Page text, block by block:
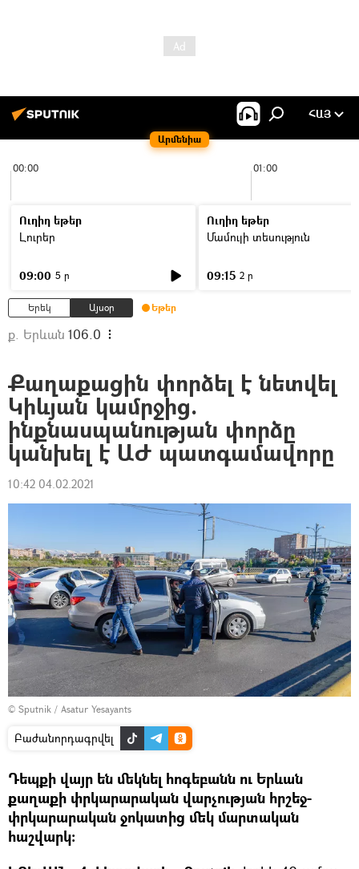
Արմենիա
ՀԱՅ
00:00 01:00
Ուղիղ եթեր
Լուրեր
09:00 5 ր
Ուղիղ եթեր
Մամուլի տեսություն
09:15 2 ր
Երեկ Այսօր Եթեր
ք. Երևան 106.0
Քաղաքացին փորձել է նետվել
Կիևյան կամրջից.
ինքնասպանության փորձը
կանխել է ԱԺ պատգամավորը
10:42 04.02.2021
© Sputnik / Asatur Yesayants
Բաժանորդագրվել
Դեպքի վայր են մեկնել հոգեբանն ու Երևան
քաղաքի փրկարարական վարչության հրշեջ-
փրկարարական ջոկատից մեկ մարտական
հաշվարկ։